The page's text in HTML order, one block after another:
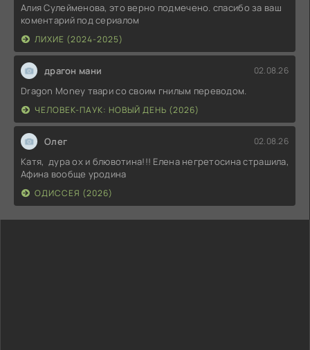
Алия Сулейменова, это верно подмечено. спасибо за ваш
коментарий под сериалом
ЛИХИЕ (2024-2025)
драгон мани 02.08.26
Dragon Money твари со своим гнилым переводом.
ЧЕЛОВЕК-ПАУК: НОВЫЙ ДЕНЬ (2026)
Олег 02.08.26
Катя, дура ох и блювотина!!! Елена негретосина страшила,
Афина вообще уродина
ОДИССЕЯ (2026)